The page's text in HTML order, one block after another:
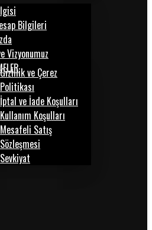
Bilgileri
Vizyonumuz
Gizlilik ve Çerez
Politikası
İptal ve İade Koşulları
Kullanım Koşulları
Mesafeli Satış
Sözleşmesi
Sevkiyat